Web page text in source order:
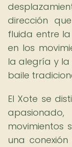
dirección
fluida entre
en los
la alegría y
baile
El Xote se
movimientos
una